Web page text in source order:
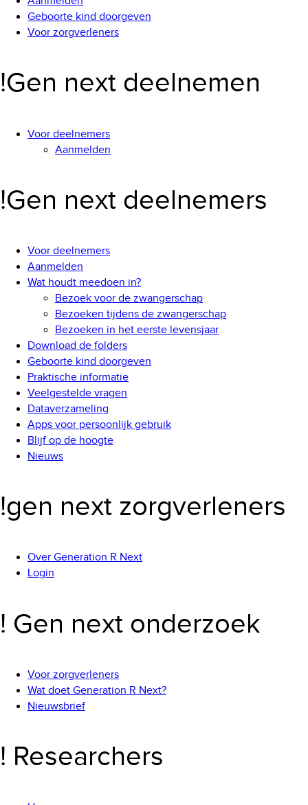
Geboorte kind doorgeven
Voor zorgverleners
!Gen next deelnemen
Voor deelnemers
Aanmelden
!Gen next deelnemers
Voor deelnemers
Aanmelden
Wat houdt meedoen in?
Bezoek voor de zwangerschap
Bezoeken tijdens de zwangerschap
Bezoeken in het eerste levensjaar
Download de folders
Geboorte kind doorgeven
Praktische informatie
Veelgestelde vragen
Dataverzameling
Apps voor persoonlijk gebruik
Blijf op de hoogte
Nieuws
!gen next zorgverleners
Over Generation R Next
Login
! Gen next onderzoek
Voor zorgverleners
Wat doet Generation R Next?
Nieuwsbrief
! Researchers